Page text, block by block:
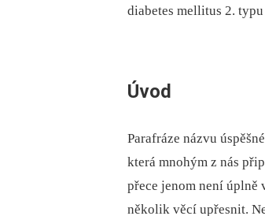
diabetes mellitus 2.
Úvod
Parafráze názvu
která mnohým z nás
přece jenom není úplně
několik věcí upřesnit.